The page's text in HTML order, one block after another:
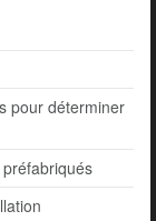
pour déterminer